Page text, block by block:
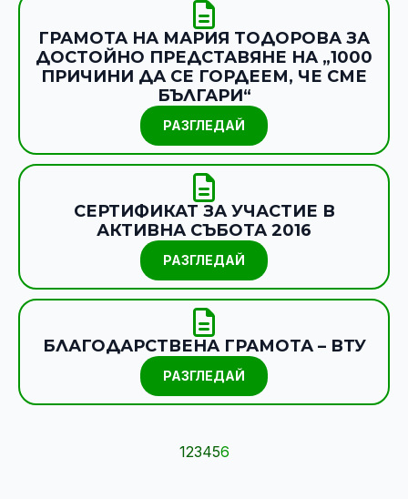
ГРАМОТА НА МАРИЯ ТОДОРОВА ЗА
ДОСТОЙНО ПРЕДСТАВЯНЕ НА „1000
ПРИЧИНИ ДА СЕ ГОРДЕЕМ, ЧЕ СМЕ
БЪЛГАРИ“
РАЗГЛЕДАЙ
СЕРТИФИКАТ ЗА УЧАСТИЕ В
АКТИВНА СЪБОТА 2016
РАЗГЛЕДАЙ
БЛАГОДАРСТВЕНА ГРАМОТА – ВТУ
РАЗГЛЕДАЙ
123456